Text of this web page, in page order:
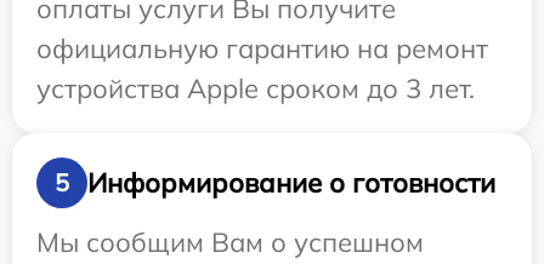
оплаты услуги Вы получите
официальную гарантию на ремонт
устройства Apple сроком до 3 лет.
5
Информирование о готовности
Мы сообщим Вам о успешном